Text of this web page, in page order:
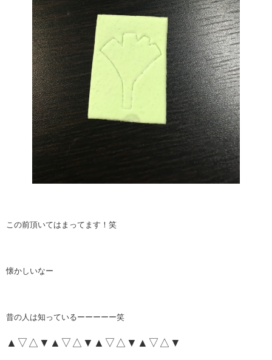
この前頂いてはまってます！笑
懐かしいなー
昔の人は知っているーーーーー笑
▲▽△▼▲▽△▼▲▽△▼▲▽△▼